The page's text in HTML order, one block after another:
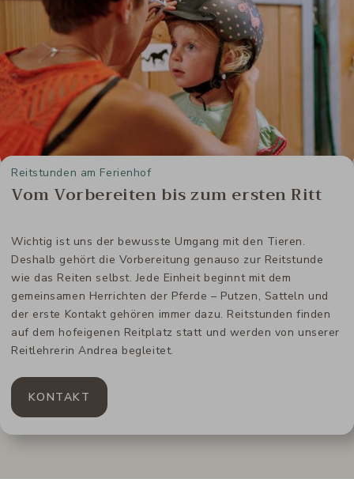
Reitstunden am Ferienhof
Vom Vorbereiten bis zum ersten Ritt
Wichtig ist uns der bewusste Umgang mit den Tieren.
Deshalb gehört die Vorbereitung genauso zur Reitstunde
wie das Reiten selbst. Jede Einheit beginnt mit dem
gemeinsamen Herrichten der Pferde – Putzen, Satteln und
der erste Kontakt gehören immer dazu. Reitstunden finden
auf dem hofeigenen Reitplatz statt und werden von unserer
Reitlehrerin Andrea begleitet.
KONTAKT